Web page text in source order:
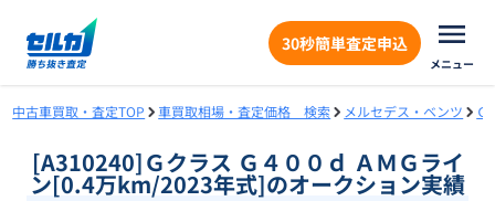
30秒簡単査定申込
メニュー
中古車買取・査定TOP 車買取相場・査定価格 検索 メルセデス・ベンツ Ｇ
[A310240]Ｇクラス Ｇ４００ｄ ＡＭＧライ
ン[0.4万km/2023年式]のオークション実績